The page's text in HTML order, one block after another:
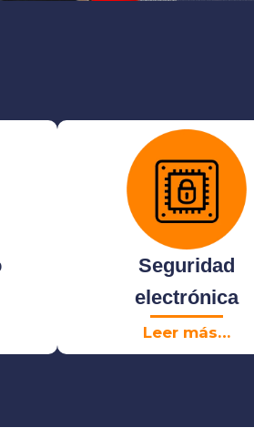
Seguridad
electrónica
Leer más…